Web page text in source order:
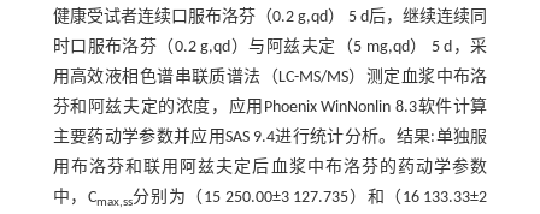
健康受试者连续口服布洛芬（0.2 g,qd） 5 d后，继续连续同
时口服布洛芬（0.2 g,qd）与阿兹夫定（5 mg,qd） 5 d，采
用高效液相色谱串联质谱法（LC-MS/MS）测定血浆中布洛
芬和阿兹夫定的浓度，应用Phoenix WinNonlin 8.3软件计算
主要药动学参数并应用SAS 9.4进行统计分析。结果:单独服
用布洛芬和联用阿兹夫定后血浆中布洛芬的药动学参数
中，Cmax,ss分别为（15 250.00±3 127.735）和（16 133.33±2